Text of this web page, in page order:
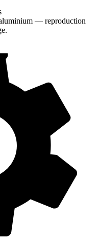
aluminium — reproduction